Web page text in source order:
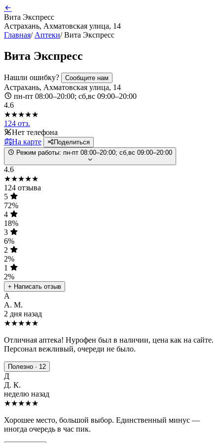
Вита Экспресс
Астрахань, Ахматовская улица, 14
Главная/ Аптеки/ Вита Экспресс
Вита Экспресс
Нашли ошибку? Сообщите нам
Астрахань, Ахматовская улица, 14
пн-пт 08:00–20:00; сб,вс 09:00–20:00
4.6
★★★★★
124 отз.
Нет телефона
На карте
Поделиться
Режим работы: пн-пт 08:00–20:00; сб,вс 09:00–20:00
4.6
★★★★★
124 отзыва
5
72%
4
18%
3
6%
2
2%
1
2%
+ Написать отзыв
А
А. М.
2 дня назад
★★★★★
Отличная аптека! Нурофен был в наличии, цена как на сайте.
Персонал вежливый, очереди не было.
Полезно · 12
Д
Д. К.
неделю назад
★★★★★
Хорошее место, большой выбор. Единственный минус —
иногда очередь в час пик.